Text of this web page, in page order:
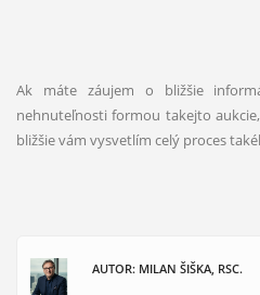
Ak máte záujem o bližšie
nehnuteľnosti formou takejto
bližšie vám vysvetlím celý proces
AUTOR: MILAN ŠIŠKA, RSC.